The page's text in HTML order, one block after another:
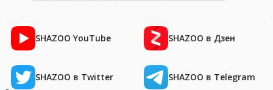
SHAZOO YouTube SHAZOO в Дзен
SHAZOO в Twitter SHAZOO в Telegram